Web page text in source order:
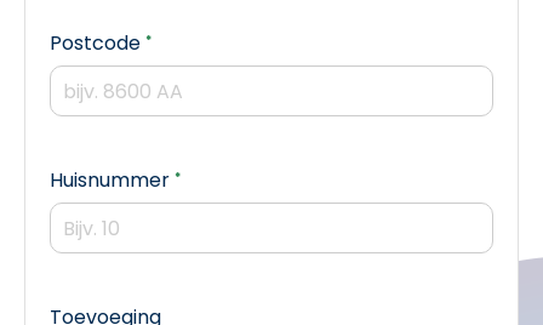
Postcode *
Huisnummer *
Toevoeging